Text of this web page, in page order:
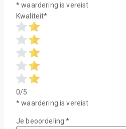
* waardering is vereist
Kwaliteit*
0/5
* waardering is vereist
Je beoordeling*